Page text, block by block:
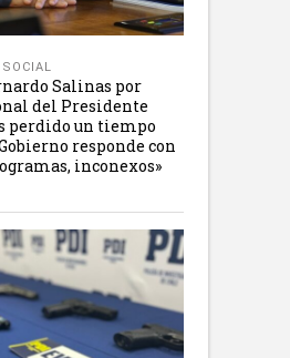
SOCIAL
Salinas por
del Presidente
perdido un tiempo
responde con
inconexos»